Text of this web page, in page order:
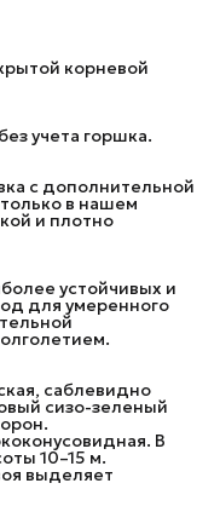
корневой
учета горшка.
с дополнительной
в нашем
и плотно
устойчивых и
для умеренного
саблевидно
сизо-зеленый
В
10–15 м.
выделяет